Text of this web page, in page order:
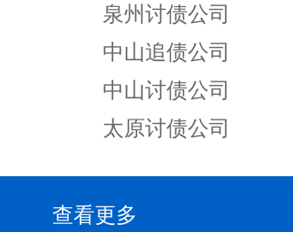
泉州讨债公司
中山追债公司
中山讨债公司
太原讨债公司
查看更多